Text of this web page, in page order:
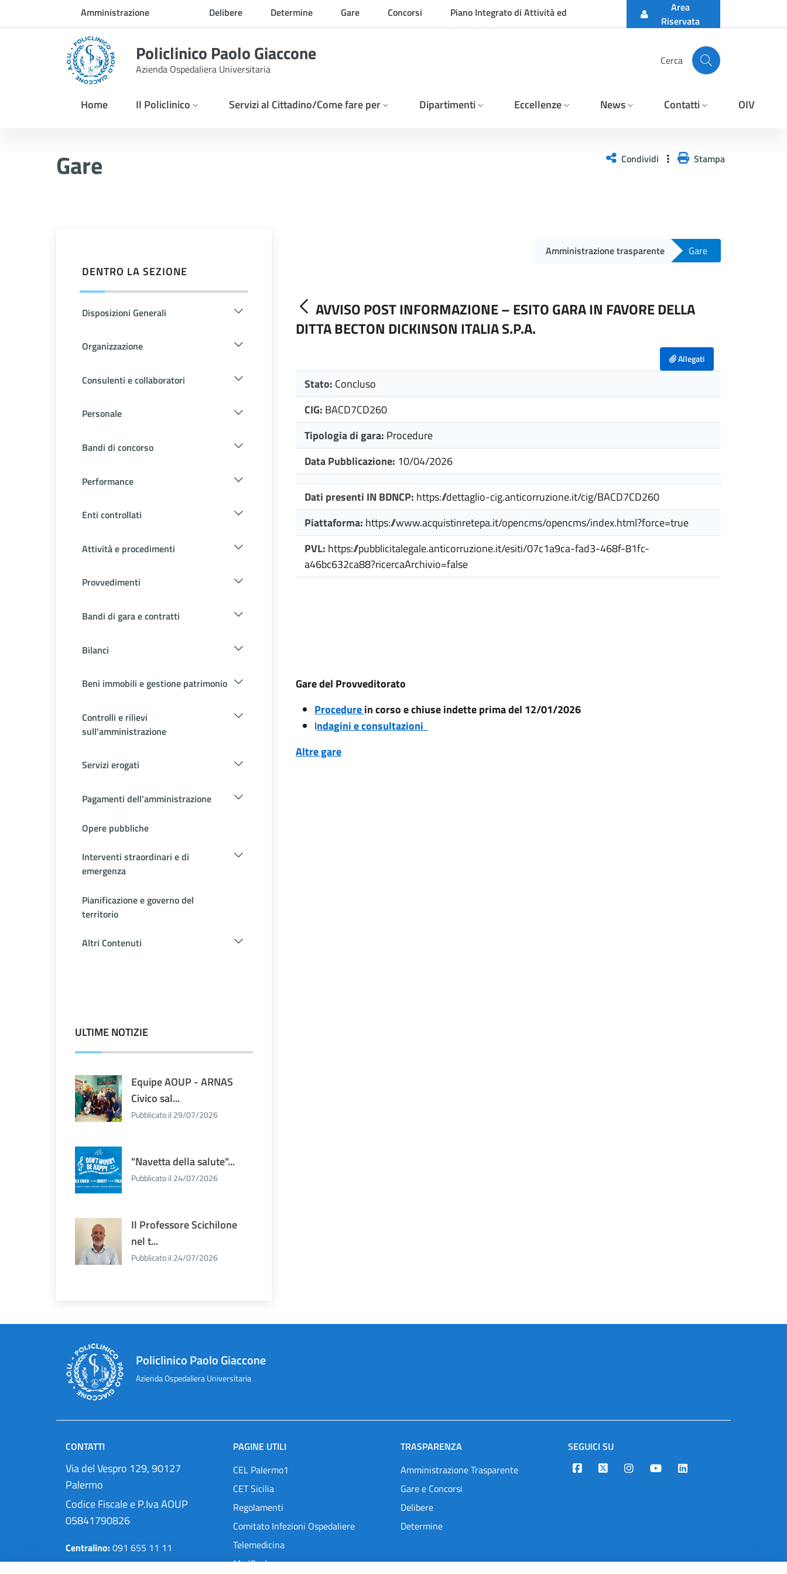
Skip to Main ContentAmministrazione
trasparente
Delibere Determine Gare Concorsi
Piano Integrato di Attività ed
Organizzazione
Area
Riservata
Policlinico Paolo Giaccone
Azienda Ospedaliera Universitaria
Cerca
Home Il Policlinico Servizi al Cittadino/Come fare per Dipartimenti Eccellenze News Contatti OIV
Gare Condividi Stampa
DENTRO LA SEZIONE
Disposizioni Generali
Organizzazione
Consulenti e collaboratori
Personale
Bandi di concorso
Performance
Enti controllati
Attività e procedimenti
Provvedimenti
Bandi di gara e contratti
Bilanci
Beni immobili e gestione patrimonio
Controlli e rilievi
sull'amministrazione
Servizi erogati
Pagamenti dell'amministrazione
Opere pubbliche
Interventi straordinari e di
emergenza
Pianificazione e governo del
territorio
Altri Contenuti
ULTIME NOTIZIE
Equipe AOUP - ARNAS
Civico sal...
Pubblicato il 29/07/2026
"Navetta della salute"...
Pubblicato il 24/07/2026
Il Professore Scichilone
nel t...
Pubblicato il 24/07/2026
Amministrazione trasparente Gare
AVVISO POST INFORMAZIONE – ESITO GARA IN FAVORE DELLA
DITTA BECTON DICKINSON ITALIA S.P.A.
Allegati
Stato: Concluso
CIG: BACD7CD260
Tipologia di gara: Procedure
Data Pubblicazione: 10/04/2026
Dati presenti IN BDNCP: https://dettaglio-cig.anticorruzione.it/cig/BACD7CD260
Piattaforma: https://www.acquistinretepa.it/opencms/opencms/index.html?force=true
PVL: https://pubblicitalegale.anticorruzione.it/esiti/07c1a9ca-fad3-468f-81fc-
a46bc632ca88?ricercaArchivio=false
Gare del Provveditorato
Procedurein corso e chiuse indette prima del 12/01/2026
Indagini e consultazioni
Altre gare
Policlinico Paolo Giaccone
Azienda Ospedaliera Universitaria
CONTATTI
Via del Vespro 129, 90127
Palermo
Codice Fiscale e P.Iva AOUP
05841790826
Centralino:091 655 11 11
Pec:protocollo@cert.policlinico.pa.it
PAGINE UTILI
CEL Palermo1
CET Sicilia
Regolamenti
Comitato Infezioni Ospedaliere
Telemedicina
MedOral
TRASPARENZA
Amministrazione Trasparente
Gare e Concorsi
Delibere
Determine
SEGUICI SU
Designers Italia
TwitterInstagramYoutubeLinkedin